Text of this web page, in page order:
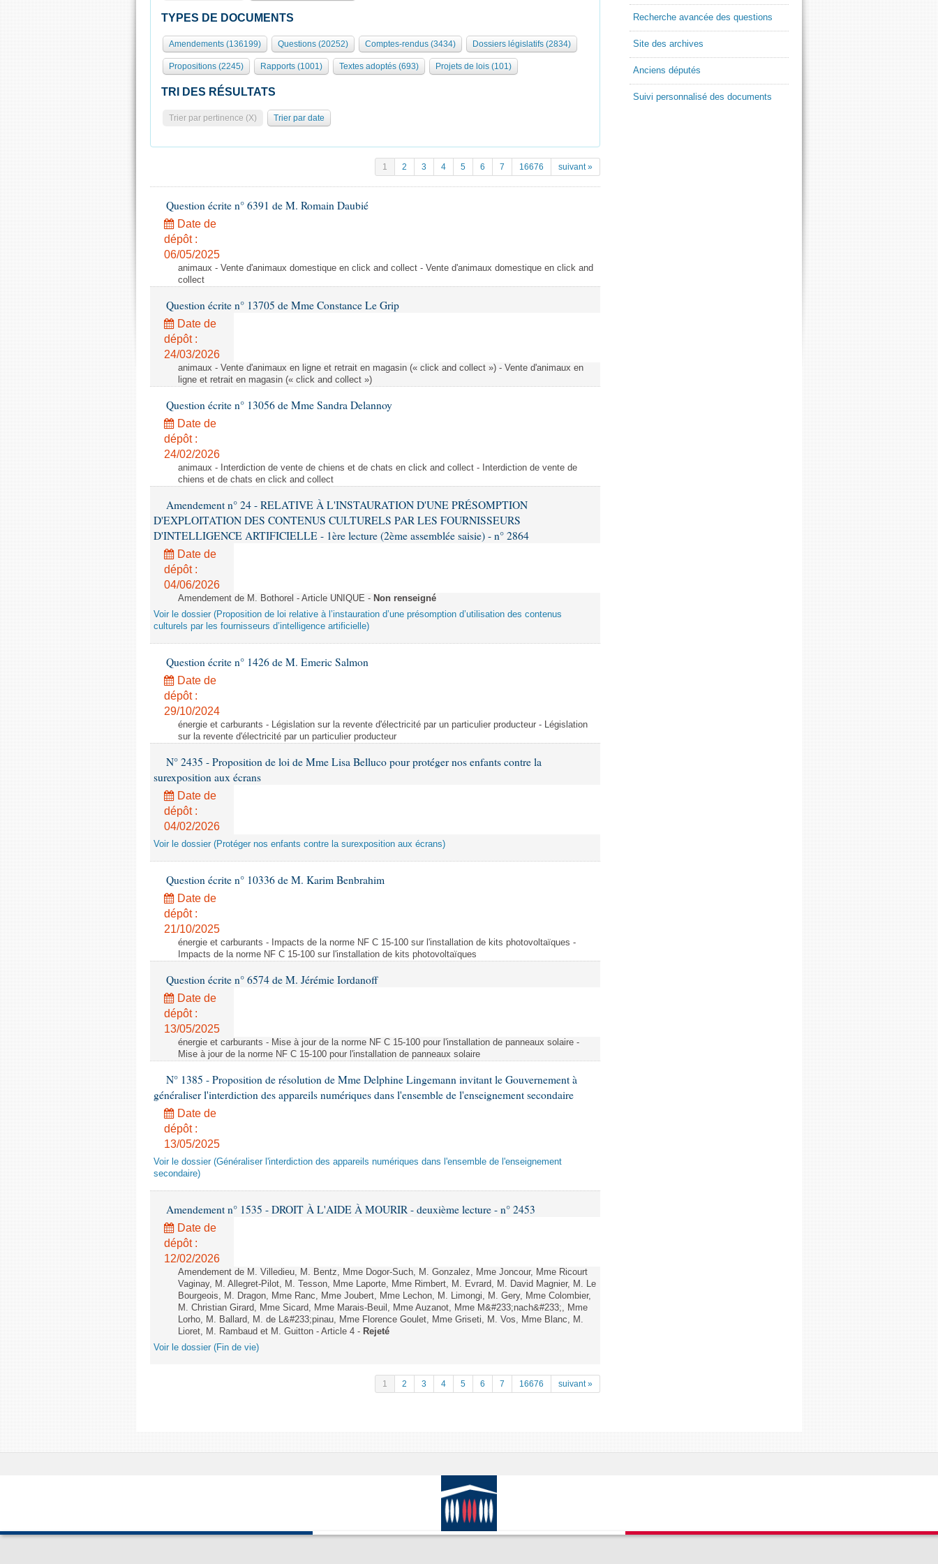
TYPES DE DOCUMENTS
Amendements (136199) Questions (20252) Comptes-rendus (3434) Dossiers législatifs (2834)
Propositions (2245) Rapports (1001) Textes adoptés (693) Projets de lois (101)
TRI DES RÉSULTATS
Trier par pertinence (X) Trier par date
1 2 3 4 5 6 7 16676 suivant »
Question écrite n° 6391 de M. Romain Daubié
Date de
dépôt :
06/05/2025
animaux - Vente d'animaux domestique en click and collect - Vente d'animaux domestique en click and
collect
Question écrite n° 13705 de Mme Constance Le Grip
Date de
dépôt :
24/03/2026
animaux - Vente d'animaux en ligne et retrait en magasin (« click and collect ») - Vente d'animaux en
ligne et retrait en magasin (« click and collect »)
Question écrite n° 13056 de Mme Sandra Delannoy
Date de
dépôt :
24/02/2026
animaux - Interdiction de vente de chiens et de chats en click and collect - Interdiction de vente de
chiens et de chats en click and collect
Amendement n° 24 - RELATIVE À L'INSTAURATION D'UNE PRÉSOMPTION
D'EXPLOITATION DES CONTENUS CULTURELS PAR LES FOURNISSEURS
D'INTELLIGENCE ARTIFICIELLE - 1ère lecture (2ème assemblée saisie) - n° 2864
Date de
dépôt :
04/06/2026
Amendement de M. Bothorel - Article UNIQUE - Non renseigné
Voir le dossier (Proposition de loi relative à l’instauration d’une présomption d’utilisation des contenus
culturels par les fournisseurs d’intelligence artificielle)
Question écrite n° 1426 de M. Emeric Salmon
Date de
dépôt :
29/10/2024
énergie et carburants - Législation sur la revente d'électricité par un particulier producteur - Législation
sur la revente d'électricité par un particulier producteur
N° 2435 - Proposition de loi de Mme Lisa Belluco pour protéger nos enfants contre la
surexposition aux écrans
Date de
dépôt :
04/02/2026
Voir le dossier (Protéger nos enfants contre la surexposition aux écrans)
Question écrite n° 10336 de M. Karim Benbrahim
Date de
dépôt :
21/10/2025
énergie et carburants - Impacts de la norme NF C 15-100 sur l'installation de kits photovoltaïques -
Impacts de la norme NF C 15-100 sur l'installation de kits photovoltaïques
Question écrite n° 6574 de M. Jérémie Iordanoff
Date de
dépôt :
13/05/2025
énergie et carburants - Mise à jour de la norme NF C 15-100 pour l'installation de panneaux solaire -
Mise à jour de la norme NF C 15-100 pour l'installation de panneaux solaire
N° 1385 - Proposition de résolution de Mme Delphine Lingemann invitant le Gouvernement à
généraliser l'interdiction des appareils numériques dans l'ensemble de l'enseignement secondaire
Date de
dépôt :
13/05/2025
Voir le dossier (Généraliser l'interdiction des appareils numériques dans l'ensemble de l'enseignement
secondaire)
Amendement n° 1535 - DROIT À L'AIDE À MOURIR - deuxième lecture - n° 2453
Date de
dépôt :
12/02/2026
Amendement de M. Villedieu, M. Bentz, Mme Dogor-Such, M. Gonzalez, Mme Joncour, Mme Ricourt
Vaginay, M. Allegret-Pilot, M. Tesson, Mme Laporte, Mme Rimbert, M. Evrard, M. David Magnier, M. Le
Bourgeois, M. Dragon, Mme Ranc, Mme Joubert, Mme Lechon, M. Limongi, M. Gery, Mme Colombier,
M. Christian Girard, Mme Sicard, Mme Marais-Beuil, Mme Auzanot, Mme M&#233;nach&#233;, Mme
Lorho, M. Ballard, M. de L&#233;pinau, Mme Florence Goulet, Mme Griseti, M. Vos, Mme Blanc, M.
Lioret, M. Rambaud et M. Guitton - Article 4 - Rejeté
Voir le dossier (Fin de vie)
1 2 3 4 5 6 7 16676 suivant »
Recherche avancée des questions
Site des archives
Anciens députés
Suivi personnalisé des documents